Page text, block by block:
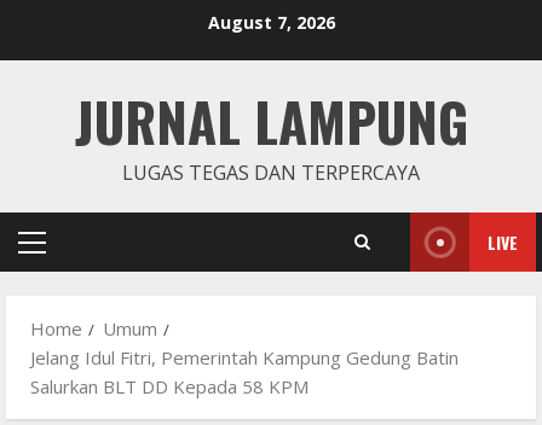
August 7, 2026
JURNAL LAMPUNG
LUGAS TEGAS DAN TERPERCAYA
Primary
LIVE
Home
Umum
Jelang Idul Fitri, Pemerintah Kampung Gedung Batin
Salurkan BLT DD Kepada 58 KPM